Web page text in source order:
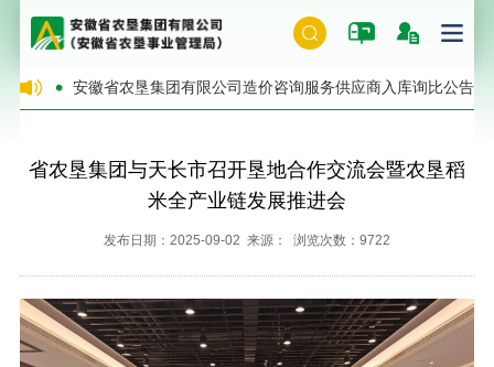
告 安徽省农垦集团有限公司造价咨询服务供应商入库询比公告
省农垦集团与天长市召开垦地合作交流会暨农垦稻
米全产业链发展推进会
发布日期：2025-09-02 来源： 浏览次数：9722